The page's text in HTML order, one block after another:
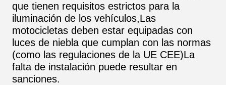
que tienen requisitos estrictos para la
iluminación de los vehículos,Las
motocicletas deben estar equipadas con
luces de niebla que cumplan con las normas
(como las regulaciones de la UE CEE)La
falta de instalación puede resultar en
sanciones.